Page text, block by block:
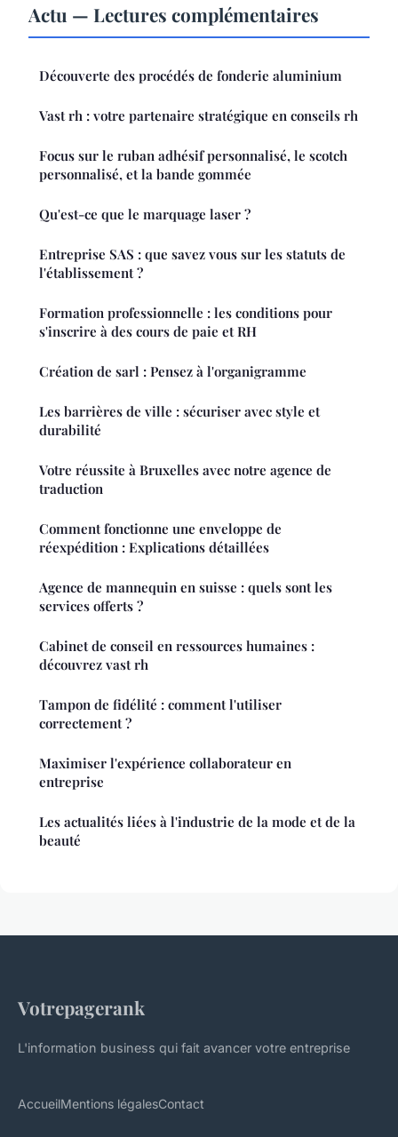
Actu — Lectures complémentaires
Découverte des procédés de fonderie aluminium
Vast rh : votre partenaire stratégique en conseils rh
Focus sur le ruban adhésif personnalisé, le scotch
personnalisé, et la bande gommée
Qu'est-ce que le marquage laser ?
Entreprise SAS : que savez vous sur les statuts de
l'établissement ?
Formation professionnelle : les conditions pour
s'inscrire à des cours de paie et RH
Création de sarl : Pensez à l'organigramme
Les barrières de ville : sécuriser avec style et
durabilité
Votre réussite à Bruxelles avec notre agence de
traduction
Comment fonctionne une enveloppe de
réexpédition : Explications détaillées
Agence de mannequin en suisse : quels sont les
services offerts ?
Cabinet de conseil en ressources humaines :
découvrez vast rh
Tampon de fidélité : comment l'utiliser
correctement ?
Maximiser l'expérience collaborateur en
entreprise
Les actualités liées à l'industrie de la mode et de la
beauté
Votrepagerank
L'information business qui fait avancer votre entreprise
AccueilMentions légalesContact